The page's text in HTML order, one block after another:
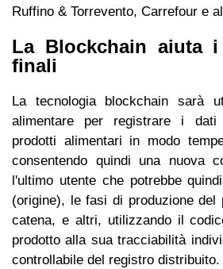
Ruffino & Torrevento, Carrefour e
La Blockchain aiuta i
finali
La tecnologia blockchain sarà
alimentare per registrare i
prodotti alimentari in modo
consentendo quindi una nuova
l'ultimo utente che potrebbe
(origine), le fasi di produzione del
catena, e altri, utilizzando il
prodotto alla sua tracciabilità
controllabile del registro distribuito.